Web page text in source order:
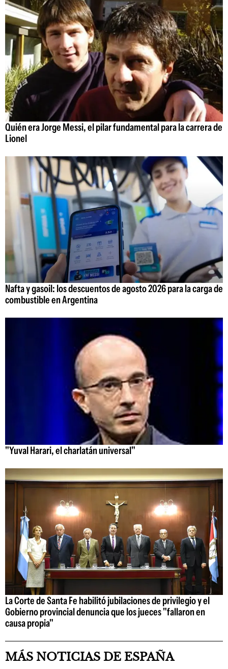
Quién era Jorge Messi, el pilar fundamental para la carrera de
Lionel
Nafta y gasoil: los descuentos de agosto 2026 para la carga de
combustible en Argentina
"Yuval Harari, el charlatán universal"
La Corte de Santa Fe habilitó jubilaciones de privilegio y el
Gobierno provincial denuncia que los jueces "fallaron en
causa propia"
MÁS NOTICIAS DE ESPAÑA